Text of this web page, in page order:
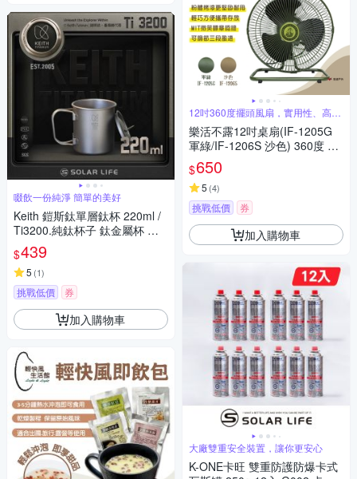
啜飲一份純淨 簡單的美好
Keith 鎧斯鈦單層鈦杯 220ml /
Ti3200.純鈦杯子 鈦金屬杯 登
山鈦杯 露營杯鈦水杯 馬克杯隨
行杯
$439
5 (1)
挑戰低價 券
加入購物車
12吋360度擺頭風扇，實用性、高
CP值
樂活不露12吋桌扇(IF-1205G
軍綠/IF-1206S 沙色) 360度 擺
頭風扇 悠遊戶外
$650
5 (4)
挑戰低價 券
加入購物車
大廠雙重安全裝置，讓你更安心
K-ONE卡旺 雙重防護防爆卡式